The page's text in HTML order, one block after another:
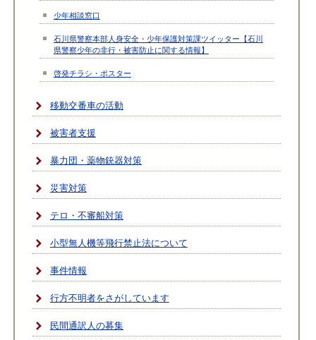
少年相談窓口
石川県警察本部人身安全・少年保護対策課ツイッター【石川
県警察少年の非行・被害防止に関する情報】
啓発チラシ・ポスター
移動交番車の活動
被害者支援
暴力団・薬物銃器対策
災害対策
テロ・不審船対策
小型無人機等飛行禁止法について
事件情報
行方不明者をさがしています
民間通訳人の募集